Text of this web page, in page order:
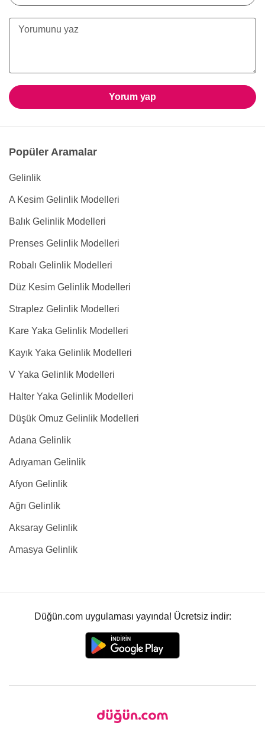
Yorum yap
Popüler Aramalar
Gelinlik
A Kesim Gelinlik Modelleri
Balık Gelinlik Modelleri
Prenses Gelinlik Modelleri
Robalı Gelinlik Modelleri
Düz Kesim Gelinlik Modelleri
Straplez Gelinlik Modelleri
Kare Yaka Gelinlik Modelleri
Kayık Yaka Gelinlik Modelleri
V Yaka Gelinlik Modelleri
Halter Yaka Gelinlik Modelleri
Düşük Omuz Gelinlik Modelleri
Adana Gelinlik
Adıyaman Gelinlik
Afyon Gelinlik
Ağrı Gelinlik
Aksaray Gelinlik
Amasya Gelinlik
Düğün.com uygulaması yayında! Ücretsiz indir: